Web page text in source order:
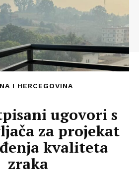
I HERCEGOVINA
ugovori s
za projekat
kvaliteta
zraka